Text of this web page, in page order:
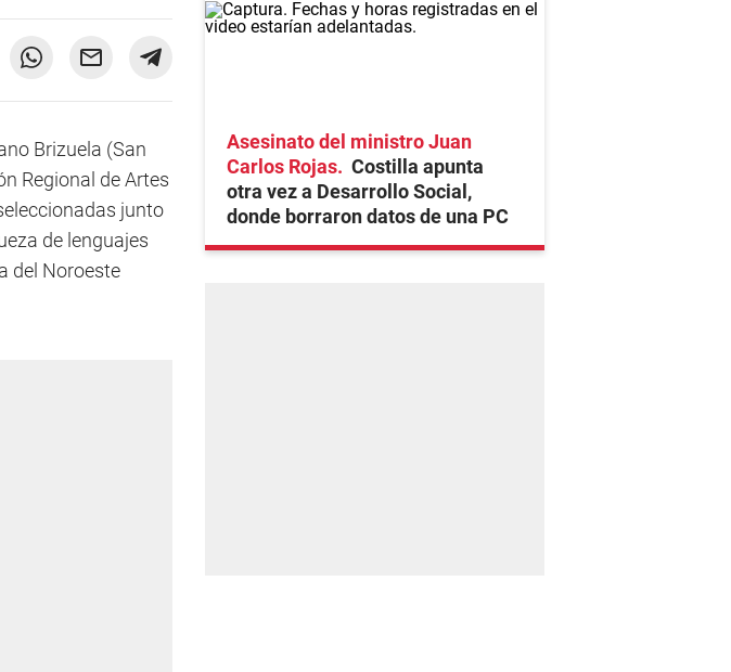
Brizuela (San
Regional de Artes
junto
de lenguajes
del Noroeste
Asesinato del ministro Juan
Carlos Rojas
Costilla apunta
otra vez a Desarrollo Social,
donde borraron datos de una PC